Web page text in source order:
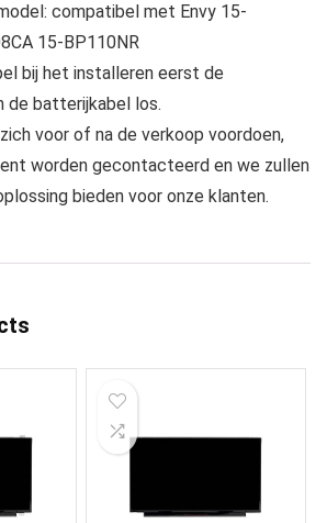
compatibel met Envy 15-
15-BP110NR
bij het installeren eerst de
de batterijkabel los.
voor of na de verkoop voordoen,
worden gecontacteerd en we zullen
bieden voor onze klanten.